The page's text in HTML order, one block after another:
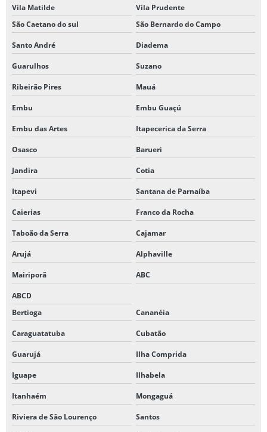
Vila Matilde
Vila Prudente
São Caetano do sul
São Bernardo do Campo
Santo André Diadema
Guarulhos Suzano
Ribeirão Pires Mauá
Embu Embu Guaçú
Embu das Artes Itapecerica da Serra
Osasco Barueri
Jandira Cotia
Itapevi Santana de Parnaíba
Caierias Franco da Rocha
Taboão da Serra Cajamar
Arujá Alphaville
Mairiporã ABC
ABCD
Bertioga
Cananéia
Caraguatatuba Cubatão
Guarujá Ilha Comprida
Iguape Ilhabela
Itanhaém Mongaguá
Riviera de São Lourenço Santos